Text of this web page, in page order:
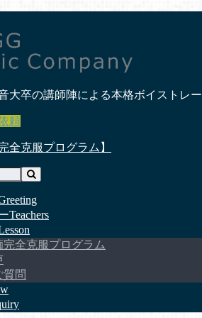
卒の講師陣による本格ボイストレ
頼
全克服プログラム】
Teachers
完全克服プログラム
質問